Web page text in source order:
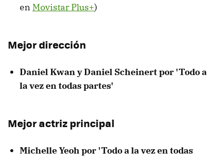
en Movistar Plus+)
Mejor dirección
Daniel Kwan y Daniel Scheinert por 'Todo a
la vez en todas partes'
Mejor actriz principal
Michelle Yeoh por 'Todo a la vez en todas